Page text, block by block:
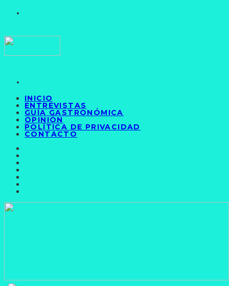
INICIO
ENTREVISTAS
GUÍA GASTRONÓMICA
OPINIÓN
POLÍTICA DE PRIVACIDAD
CONTACTO